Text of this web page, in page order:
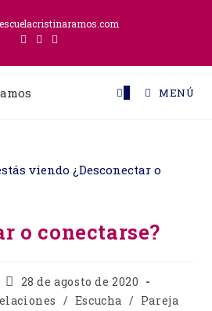
MENÚ
o conectarse?
Publicación
de
28 de agosto de 2020
/ Escucha / Pareja